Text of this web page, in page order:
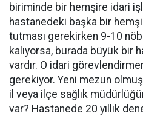
biriminde bir hemşire idari
hastanedeki başka bir
tutması gerekirken 9-10
kalıyorsa, burada büyük bir
vardır. O idari
gerekiyor. Yeni mezun
il veya ilçe sağlık
var? Hastanede 20 yıllık